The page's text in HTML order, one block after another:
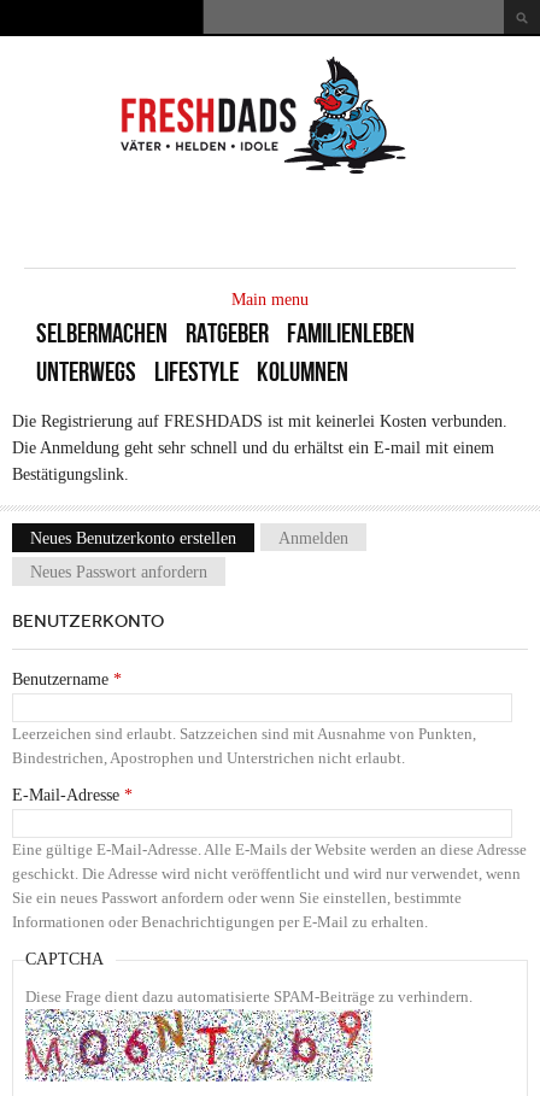
Suchformular
Main menu
SELBERMACHEN RATGEBER
FAMILIENLEBEN
UNTERWEGS
LIFESTYLE KOLUMNEN
Die Registrierung auf FRESHDADS ist mit keinerlei Kosten verbunden.
Die Anmeldung geht sehr schnell und du erhältst ein E-mail mit einem
Bestätigungslink.
Haupt-Reiter
Neues Benutzerkonto erstellen (aktiver Reiter)
Anmelden
Neues Passwort anfordern
BENUTZERKONTO
Benutzername *
Leerzeichen sind erlaubt. Satzzeichen sind mit Ausnahme von Punkten,
Bindestrichen, Apostrophen und Unterstrichen nicht erlaubt.
E-Mail-Adresse *
Eine gültige E-Mail-Adresse. Alle E-Mails der Website werden an diese Adresse
geschickt. Die Adresse wird nicht veröffentlicht und wird nur verwendet, wenn
Sie ein neues Passwort anfordern oder wenn Sie einstellen, bestimmte
Informationen oder Benachrichtigungen per E-Mail zu erhalten.
CAPTCHA
Diese Frage dient dazu automatisierte SPAM-Beiträge zu verhindern.